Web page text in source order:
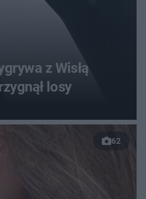
z Wisłą
losy
62